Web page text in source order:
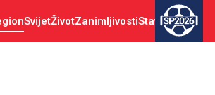
SvijetŽivotZanimljivostiStav SP2026